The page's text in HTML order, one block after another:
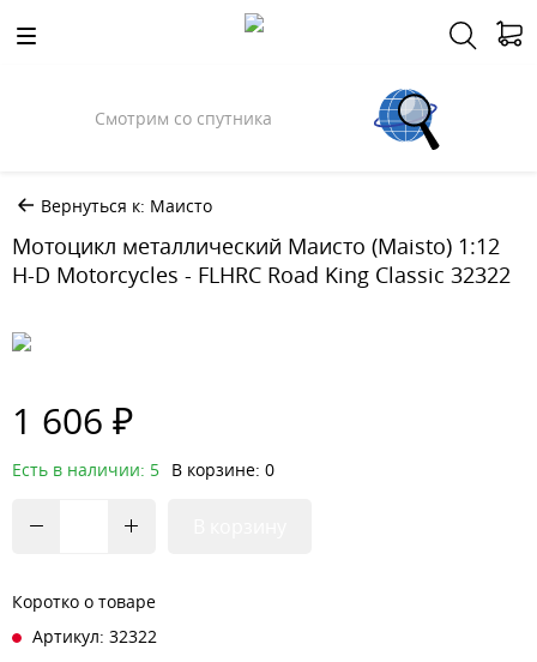
Смотрим со спутника
Вернуться к: Маисто
Мотоцикл металлический Маисто (Maisto) 1:12
H-D Motorcycles - FLHRC Road King Classic 32322
1 606 ₽
Есть в наличии: 5 В корзине: 0
Коротко о товаре
Артикул: 32322